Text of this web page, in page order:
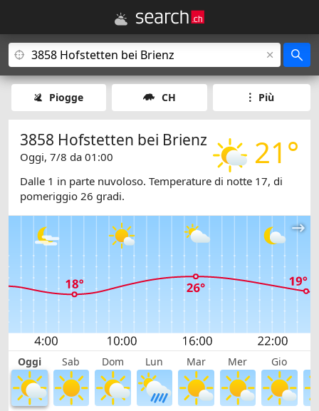
Piogge CH Più
21°
3858 Hofstetten bei Brienz
Oggi, 7/8 da 01:00
Dalle 1 in parte nuvoloso. Temperature di notte 17, di
pomeriggio 26 gradi.
Oggi Sab Dom Lun Mar Mer Gio